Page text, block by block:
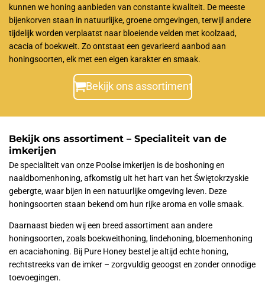
kunnen we honing aanbieden van constante kwaliteit. De meeste
bijenkorven staan in natuurlijke, groene omgevingen, terwijl andere
tijdelijk worden verplaatst naar bloeiende velden met koolzaad,
acacia of boekweit. Zo ontstaat een gevarieerd aanbod aan
honingsoorten, elk met een eigen karakter en smaak.
Bekijk ons assortiment
Bekijk ons assortiment – Specialiteit van de
imkerijen
De specialiteit van onze Poolse imkerijen is de boshoning en
naaldbomenhoning, afkomstig uit het hart van het Świętokrzyskie
gebergte, waar bijen in een natuurlijke omgeving leven. Deze
honingsoorten staan bekend om hun rijke aroma en volle smaak.
Daarnaast bieden wij een breed assortiment aan andere
honingsoorten, zoals boekweithoning, lindehoning, bloemenhoning
en acaciahoning. Bij Pure Honey bestel je altijd echte honing,
rechtstreeks van de imker – zorgvuldig geoogst en zonder onnodige
toevoegingen.